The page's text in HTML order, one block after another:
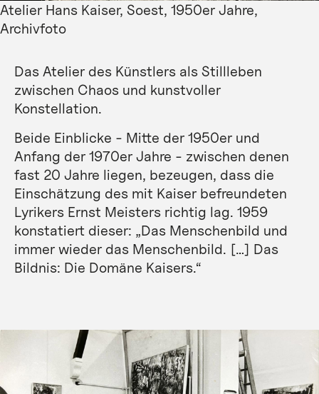
Atelier Hans Kaiser, Soest, 1950er Jahre,
Archivfoto
Das Atelier des Künstlers als Stillleben
zwischen Chaos und kunstvoller
Konstellation.
Beide Einblicke - Mitte der 1950er und
Anfang der 1970er Jahre - zwischen denen
fast 20 Jahre liegen, bezeugen, dass die
Einschätzung des mit Kaiser befreundeten
Lyrikers Ernst Meisters richtig lag. 1959
konstatiert dieser: „Das Menschenbild und
immer wieder das Menschenbild. […] Das
Bildnis: Die Domäne Kaisers.“